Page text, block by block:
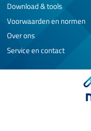
Download & tools
Voorwaarden en normen
Over ons
Service en contact